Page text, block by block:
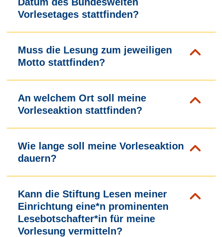
Vorlesetages stattfinden?
Muss die Lesung zum jeweiligen
Motto stattfinden?
An welchem Ort soll meine
Vorleseaktion stattfinden?
Wie lange soll meine Vorleseaktion
dauern?
Kann die Stiftung Lesen meiner
Einrichtung eine*n prominenten
Lesebotschafter*in für meine
Vorlesung vermitteln?